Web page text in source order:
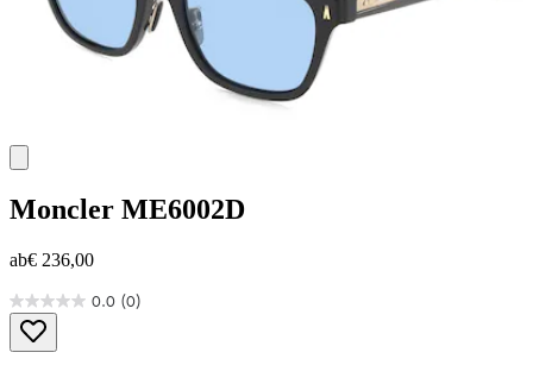
Moncler ME6002D
ab€ 236,00
0.0 (0)
0.0
von
5